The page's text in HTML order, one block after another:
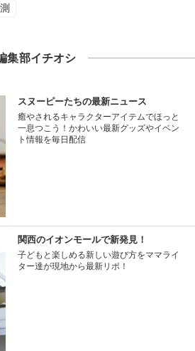
集部イチオシ
スヌーピーたちの最新ニュース
癒やされるキャラクターアイテムでほっと
一息つこう！かわいい最新グッズやイベン
ト情報を毎日配信
関西のイオンモールで新発見！
子どもと楽しめる新しい遊び方をママライ
ター達が現地から最新リポ！